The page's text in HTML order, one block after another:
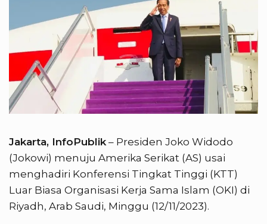
Jakarta, InfoPublik – Presiden Joko Widodo
(Jokowi) menuju Amerika Serikat (AS) usai
menghadiri Konferensi Tingkat Tinggi (KTT)
Luar Biasa Organisasi Kerja Sama Islam (OKI) di
Riyadh, Arab Saudi, Minggu (12/11/2023).